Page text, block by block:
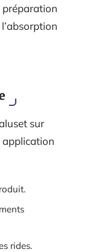
préparation
sur
application
rides.